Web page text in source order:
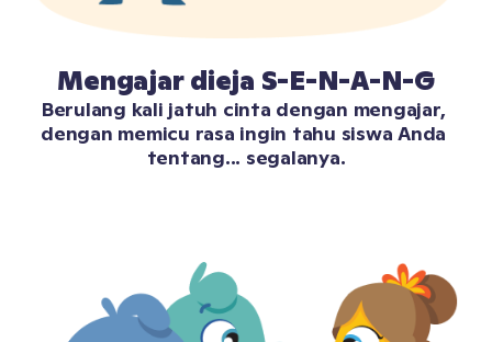
Mengajar dieja S-E-N-A-N-G
Berulang kali jatuh cinta dengan mengajar,
dengan memicu rasa ingin tahu siswa Anda
tentang... segalanya.